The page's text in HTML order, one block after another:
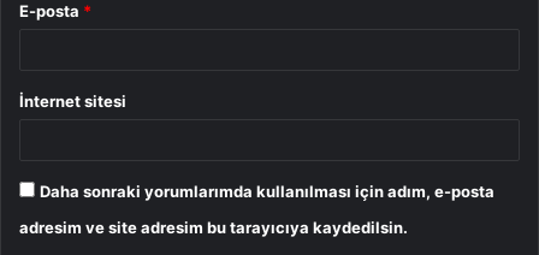
E-posta *
İnternet sitesi
Daha sonraki yorumlarımda kullanılması için adım, e-posta
adresim ve site adresim bu tarayıcıya kaydedilsin.